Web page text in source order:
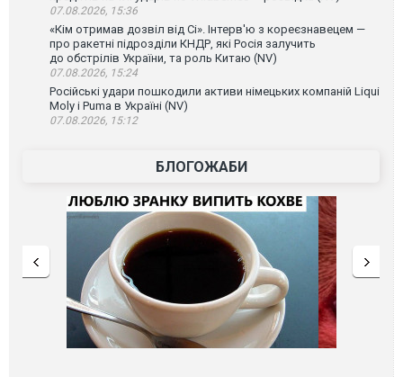
07.08.2026, 15:36
«Кім отримав дозвіл від Сі». Інтерв'ю з кореєзнавецем —
про ракетні підрозділи КНДР, які Росія залучить
до обстрілів України, та роль Китаю (NV)
07.08.2026, 15:24
Російські удари пошкодили активи німецьких компаній Liqui
Moly і Puma в Україні (NV)
07.08.2026, 15:12
БЛОГОЖАБИ